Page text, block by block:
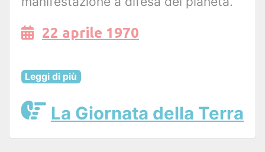
22 aprile 1970
Leggi di più
La Giornata della Terra